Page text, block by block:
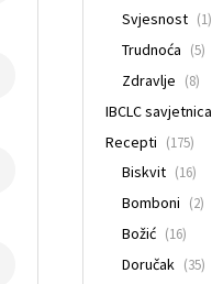
Svjesnost (1)
Trudnoća (5)
Zdravlje (8)
IBCLC savjetnica
Recepti (175)
Biskvit (16)
Bomboni (2)
Božić (16)
Doručak (35)